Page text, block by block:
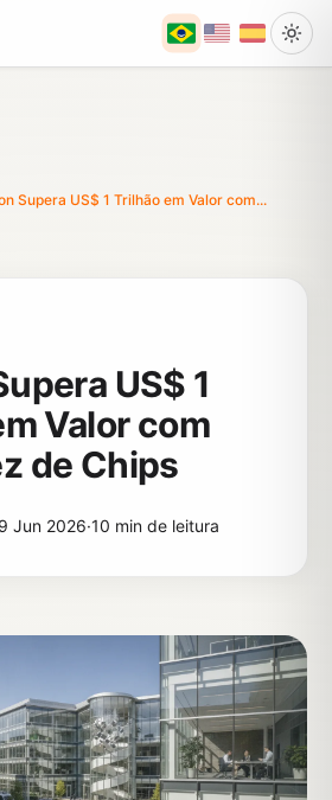
Supera US$ 1 Trilhão em Valor com...
US$ 1
Valor com
de Chips
Jun 2026·10 min de leitura